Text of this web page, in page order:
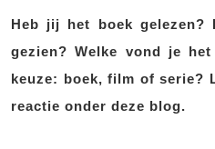
Heb jij het boek gelezen?
gezien? Welke vond je
keuze: boek, film of serie?
reactie onder deze blog.